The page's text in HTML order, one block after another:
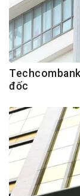
đốc